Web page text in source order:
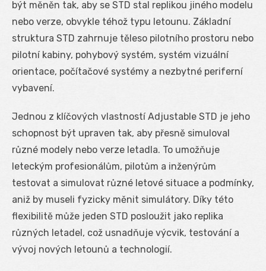
být měněn tak, aby se STD stal replikou jiného modelu
nebo verze, obvykle téhož typu letounu. Základní
struktura STD zahrnuje těleso pilotního prostoru nebo
pilotní kabiny, pohybový systém, systém vizuální
orientace, počítačové systémy a nezbytné periferní
vybavení.
Jednou z klíčových vlastností Adjustable STD je jeho
schopnost být upraven tak, aby přesně simuloval
různé modely nebo verze letadla. To umožňuje
leteckým profesionálům, pilotům a inženýrům
testovat a simulovat různé letové situace a podmínky,
aniž by museli fyzicky měnit simulátory. Díky této
flexibilitě může jeden STD posloužit jako replika
různých letadel, což usnadňuje výcvik, testování a
vývoj nových letounů a technologií.